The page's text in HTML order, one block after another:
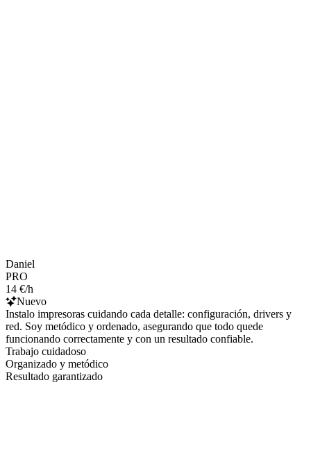
Daniel
PRO
14 €/h
Nuevo
Instalo impresoras cuidando cada detalle: configuración, drivers y
red. Soy metódico y ordenado, asegurando que todo quede
funcionando correctamente y con un resultado confiable.
Trabajo cuidadoso
Organizado y metódico
Resultado garantizado